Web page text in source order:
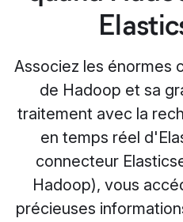
Associez les énormes
de Hadoop et sa
traitement avec la
en temps réel
connecteur
Hadoop), vous
précieuses